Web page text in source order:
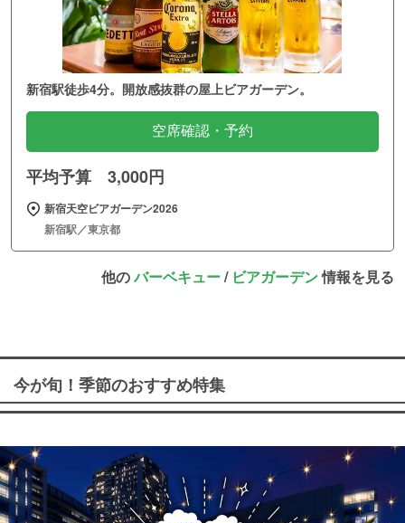
新宿駅徒歩4分。開放感抜群の屋上ビアガーデン。
空席確認・予約
平均予算 3,000円
新宿天空ビアガーデン2026
新宿駅／東京都
他のバーベキュー/ ビアガーデン情報を見る
今が旬！季節のおすすめ特集